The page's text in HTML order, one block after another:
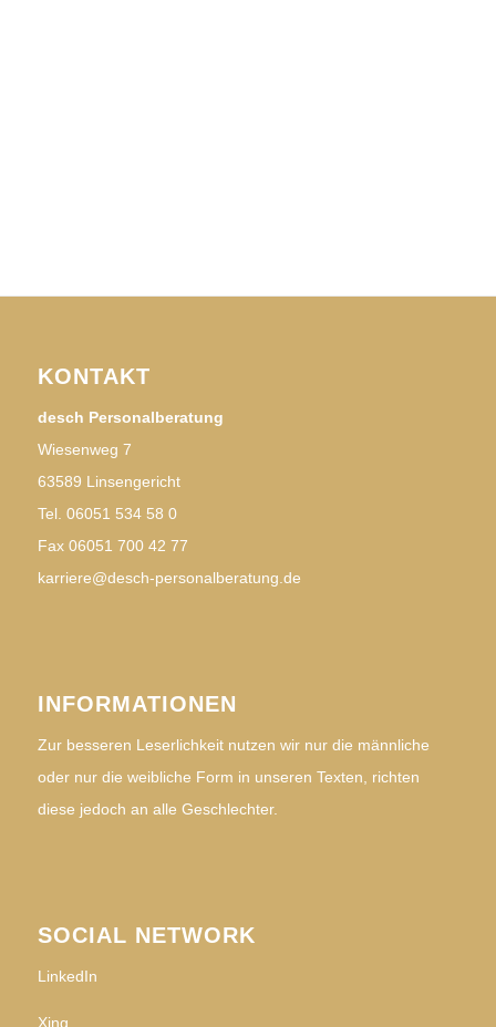
KONTAKT
desch Personalberatung
Wiesenweg 7
63589 Linsengericht
Tel. 06051 534 58 0
Fax 06051 700 42 77
karriere@desch-personalberatung.de
INFORMATIONEN
Zur besseren Leserlichkeit nutzen wir nur die männliche
oder nur die weibliche Form in unseren Texten, richten
diese jedoch an alle Geschlechter.
SOCIAL NETWORK
LinkedIn
Xing